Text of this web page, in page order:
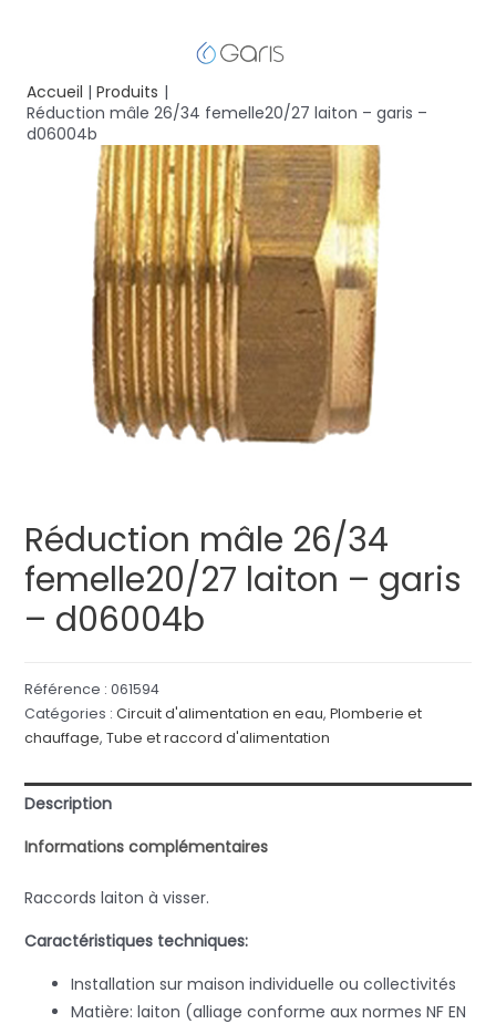
Accueil
Produits
Réduction mâle 26/34 femelle20/27 laiton – garis –
d06004b
Réduction mâle 26/34
femelle20/27 laiton – garis
– d06004b
Référence : 061594
Catégories : Circuit d'alimentation en eau, Plomberie et
chauffage, Tube et raccord d'alimentation
Description
Informations complémentaires
Raccords laiton à visser.
Caractéristiques techniques:
Installation sur maison individuelle ou collectivités
Matière: laiton (alliage conforme aux normes NF EN